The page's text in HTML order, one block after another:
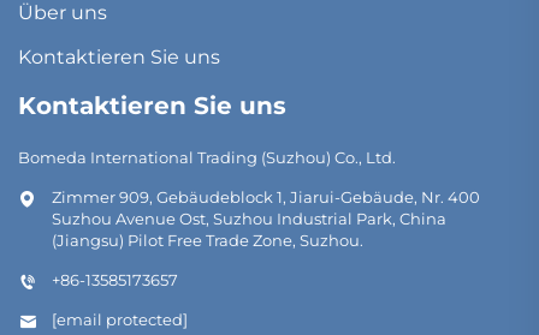
Über uns
Kontaktieren Sie uns
Kontaktieren Sie uns
Bomeda International Trading (Suzhou) Co., Ltd.
Zimmer 909, Gebäudeblock 1, Jiarui-Gebäude, Nr. 400
Suzhou Avenue Ost, Suzhou Industrial Park, China
(Jiangsu) Pilot Free Trade Zone, Suzhou.
+86-13585173657
[email protected]